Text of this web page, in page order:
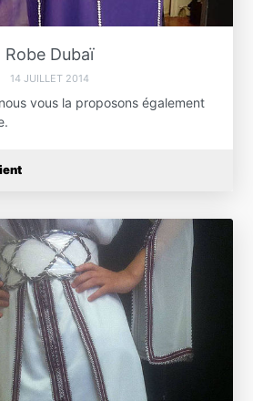
Robe Dubaï
14 JUILLET 2014
vous la proposons également